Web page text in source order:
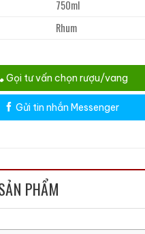
750ml
Rhum
Gọi tư vấn chọn rượu/vang
Gửi tin nhắn Messenger
PHẨM